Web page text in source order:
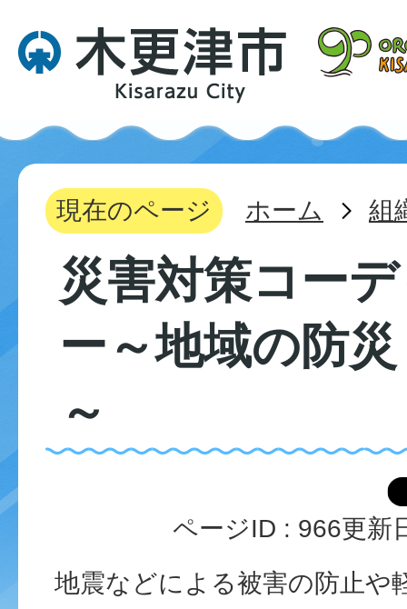
現在のページ ホーム 組
災害対策コー
ー～地域の防
～
ページID : 966更新
地震などによる被害の防止や